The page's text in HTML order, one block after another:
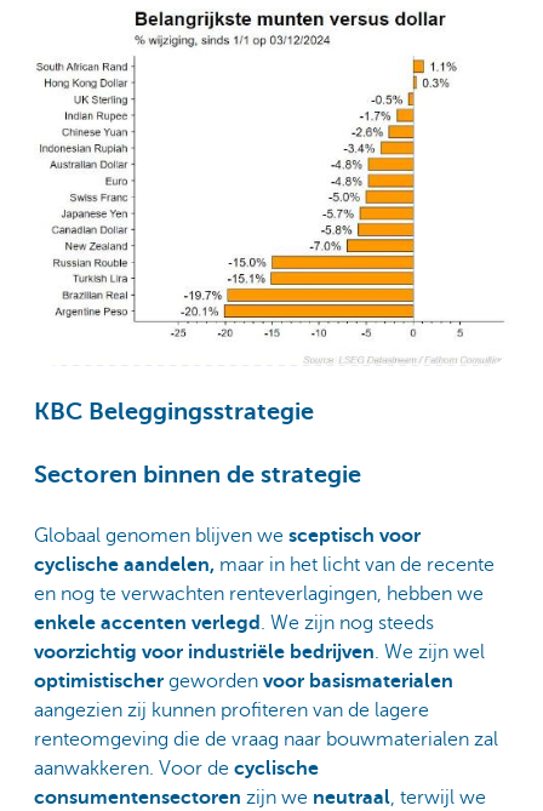
KBC Beleggingsstrategie
Sectoren binnen de strategie
Globaal genomen blijven we sceptisch voor
cyclische aandelen, maar in het licht van de recente
en nog te verwachten renteverlagingen, hebben we
enkele accenten verlegd . We zijn nog steeds
voorzichtig voor industriële bedrijven. We zijn wel
optimistischer geworden voor basismaterialen
aangezien zij kunnen profiteren van de lagere
renteomgeving die de vraag naar bouwmaterialen zal
aanwakkeren. Voor de cyclische
consumentensectoren zijn we neutraal, terwijl we